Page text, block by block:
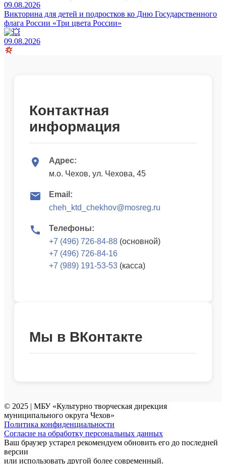
09.08.2026
Викторина для детей и подростков ко Дню Государственного
флага России «Три цвета России»
09.08.2026
Контактная
информация
Адрес:
м.о. Чехов, ул. Чехова, 45
Email:
cheh_ktd_chekhov@mosreg.ru
Телефоны:
+7 (496) 726-84-88 (основной)
+7 (496) 726-84-16
+7 (989) 191-53-53 (касса)
Мы в ВКонтакте
© 2025 | МБУ «Культурно творческая дирекция
муниципального округа Чехов»
Политика конфиденциальности
Согласие на обработку персональных данных
Ваш браузер устарел рекомендуем обновить его до последней
версии
или использовать другой более современный.